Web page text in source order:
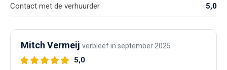
Contact met de verhuurder 5,0
Mitch Vermeij verbleef in september 2025
5,0